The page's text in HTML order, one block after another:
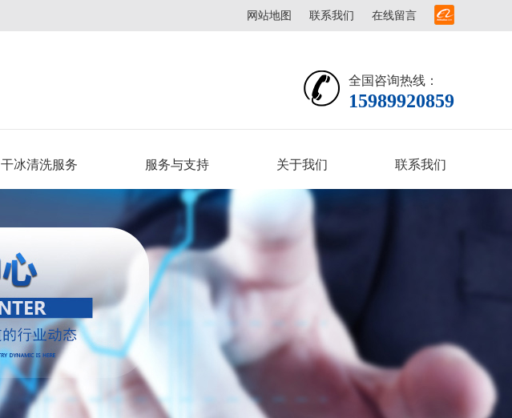
网站地图 联系我们 在线留言
全国咨询热线：
15989920859
干冰清洗服务 服务与支持 关于我们 联系我们